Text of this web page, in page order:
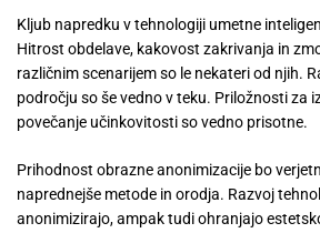
Kljub napredku v tehnologiji umetne
Hitrost obdelave, kakovost zakrivanja in
različnim scenarijem so le nekateri od njih.
področju so še vedno v teku. Priložnosti za
povečanje učinkovitosti so vedno prisotne.
Prihodnost obrazne anonimizacije bo
naprednejše metode in orodja. Razvoj
anonimizirajo, ampak tudi ohranjajo